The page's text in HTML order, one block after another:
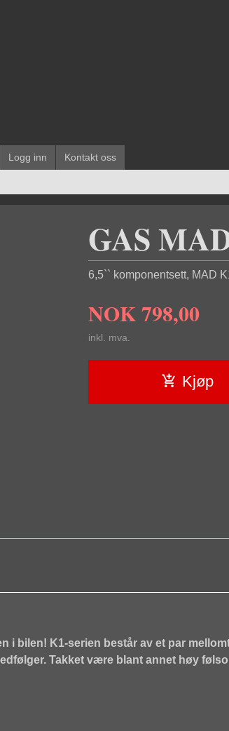
Logg inn Kontakt oss
GAS
6,5`` komponentsett, MAD
NOK798,00
inkl. mva.
Kjøp
i bilen! K1-serien består av et par
Takket være blant annet høy